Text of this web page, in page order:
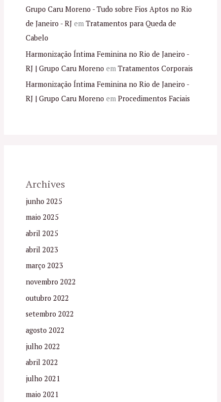
Grupo Caru Moreno - Tudo sobre Fios Aptos no Rio
de Janeiro - RJem Tratamentos para Queda de
Cabelo
Harmonização Íntima Feminina no Rio de Janeiro -
RJ | Grupo Caru Moreno em Tratamentos Corporais
Harmonização Íntima Feminina no Rio de Janeiro -
RJ | Grupo Caru Moreno em Procedimentos Faciais
Archives
junho 2025
maio 2025
abril 2025
abril 2023
março 2023
novembro 2022
outubro 2022
setembro 2022
agosto 2022
julho 2022
abril 2022
julho 2021
maio 2021